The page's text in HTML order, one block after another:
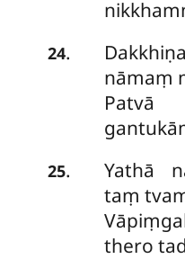
24.
nāmaṃ
Patvā
25.
Yathā
taṃ
thero